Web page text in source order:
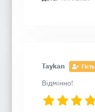
Taykan Гість
Відмінно!